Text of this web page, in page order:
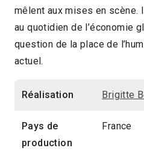
mêlent aux mises en
au quotidien de l’économie
question de la place de
actuel.
Réalisation Brigitte
Pays de
production
France